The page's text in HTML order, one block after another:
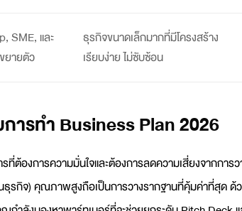
SME, และ
ยายตัว
ธุรกิจขนาดเล็กมากที่มีโครงสร้าง
เรียบง่าย ไม่ซับซ้อน
ารทำ Business Plan 2026
ที่ต้องการความมั่นใจและต้องการลดความเสี่ยงจากกา
ธุรกิจ) คุณภาพสูงถือเป็นการวางรากฐานที่คุ้มค่าที่สุด ด้